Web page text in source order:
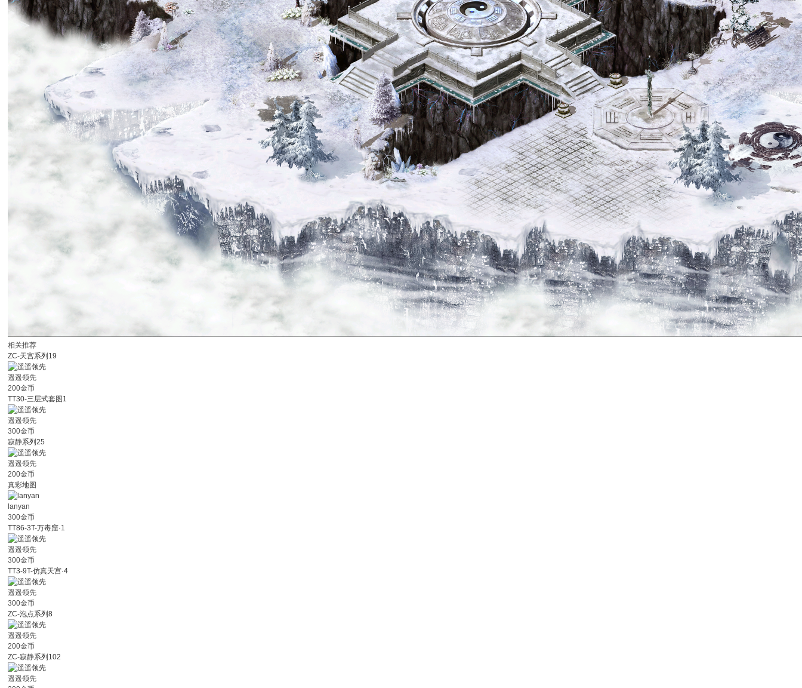
相关推荐
ZC-天宫系列19
遥遥领先
200金币
TT30-三层式套图1
遥遥领先
300金币
寂静系列25
遥遥领先
200金币
真彩地图
lanyan
300金币
TT86-3T-万毒窟·1
遥遥领先
300金币
TT3-9T-仿真天宫·4
遥遥领先
300金币
ZC-泡点系列8
遥遥领先
200金币
ZC-寂静系列102
遥遥领先